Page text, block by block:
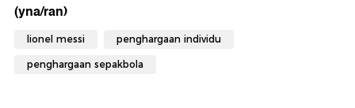
(yna/ran)
lionel messi penghargaan individu
penghargaan sepakbola